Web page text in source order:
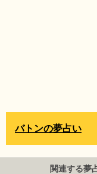
バトンの夢占い
関連する夢